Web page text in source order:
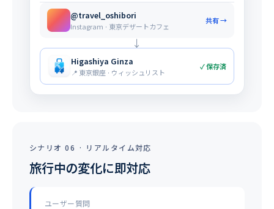
@travel_oshibori
Instagram · 東京デザートカフェ
共有 →
↓
Higashiya Ginza
📍 東京銀座 · ウィッシュリスト
✓ 保存済
シナリオ 06 · リアルタイム対応
旅行中の変化に即対応
ユーザー質問